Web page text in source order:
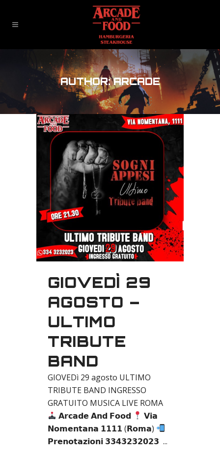
AUTHOR: ARCADE
GIOVEDÌ 29
AGOSTO –
ULTIMO
TRIBUTE
BAND
GIOVEDì 29 agosto ULTIMO
TRIBUTE BAND INGRESSO
GRATUITO MUSICA LIVE ROMA
𝗔𝗿𝗰𝗮𝗱𝗲 𝗔𝗻𝗱 𝗙𝗼𝗼𝗱
𝗩𝗶𝗮
𝗡𝗼𝗺𝗲𝗻𝘁𝗮𝗻𝗮 𝟭𝟭𝟭𝟭 (𝗥𝗼𝗺𝗮)
𝗣𝗿𝗲𝗻𝗼𝘁𝗮𝘇𝗶𝗼𝗻𝗶 𝟯𝟯𝟰𝟯𝟮𝟯𝟮𝟬𝟮𝟯 ...